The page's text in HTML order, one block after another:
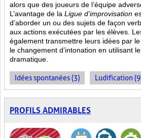
alors que des joueurs de l’équipe
L’avantage de la Ligue d’improvisation
d’aborder un ou des sujets de façon
aux actions exécutées par les élèves.
également transmettre leurs idées par
le changement d’intonation en utilisant
dramatique.
Idées spontanées (3) Ludification
PROFILS ADMIRABLES